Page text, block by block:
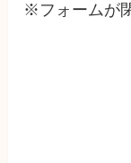
※フォームが